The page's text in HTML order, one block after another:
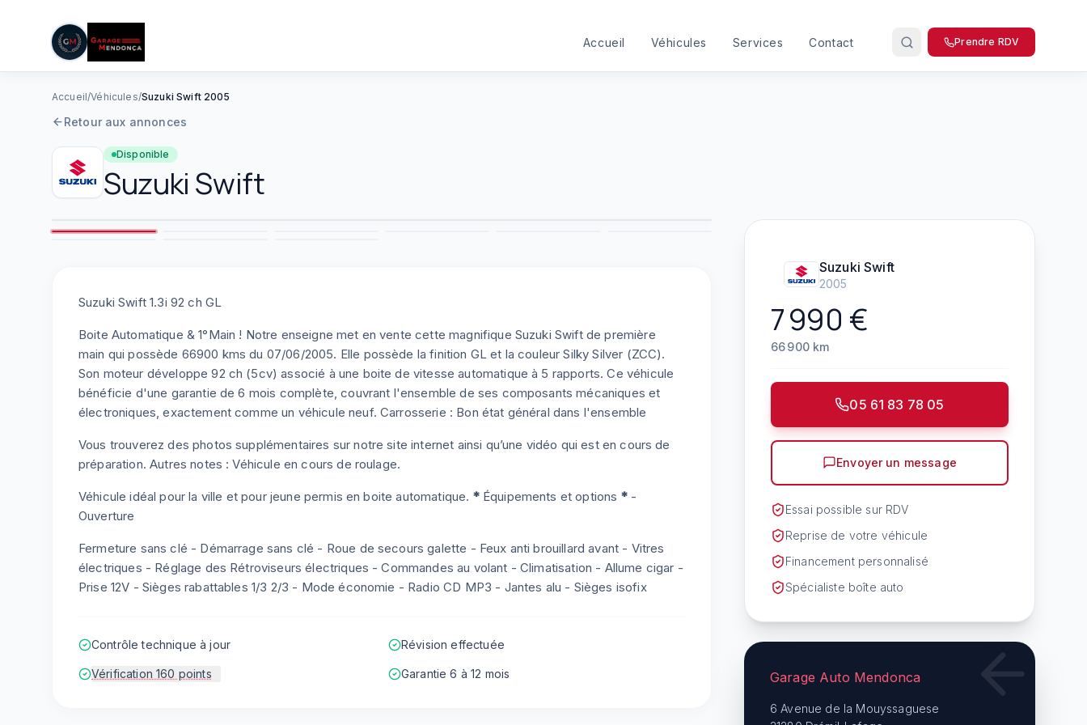
Aller au contenu principal
Accueil Véhicules Services Contact Prendre RDV
Accueil/Véhicules/Suzuki Swift 2005
Retour aux annonces
Disponible
Suzuki Swift
7
Suzuki Swift 1.3i 92 ch GL
Boite Automatique & 1°Main ! Notre enseigne met en vente cette magnifique Suzuki Swift de première
main qui possède 66900 kms du 07/06/2005. Elle possède la finition GL et la couleur Silky Silver (ZCC).
Son moteur développe 92 ch (5cv) associé à une boite de vitesse automatique à 5 rapports. Ce véhicule
bénéficie d'une garantie de 6 mois complète, couvrant l'ensemble de ses composants mécaniques et
électroniques, exactement comme un véhicule neuf. Carrosserie : Bon état général dans l'ensemble
Vous trouverez des photos supplémentaires sur notre site internet ainsi qu’une vidéo qui est en cours de
préparation. Autres notes : Véhicule en cours de roulage.
Véhicule idéal pour la ville et pour jeune permis en boite automatique. *Équipements et options *-
Ouverture
Fermeture sans clé - Démarrage sans clé - Roue de secours galette - Feux anti brouillard avant - Vitres
électriques - Réglage des Rétroviseurs électriques - Commandes au volant - Climatisation - Allume cigar -
Prise 12V - Sièges rabattables 1/3 2/3 - Mode économie - Radio CD MP3 - Jantes alu - Sièges isofix
Contrôle technique à jour Révision effectuée
Vérification 160 points Garantie 6 à 12 mois
Suzuki Swift
2005
7 990 €
66 900km
05 61 83 78 05
Envoyer un message
Essai possible sur RDV
Reprise de votre véhicule
Financement personnalisé
Spécialiste boîte auto
Garage Auto Mendonca
6 Avenue de la Mouyssaguese